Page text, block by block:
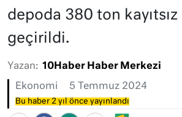
depoda 380 ton
geçirildi.
Yazan: 10Haber Haber Merkezi
Ekonomi 5 Temmuz 2024
Bu haber 2 yıl önce yayınlandı